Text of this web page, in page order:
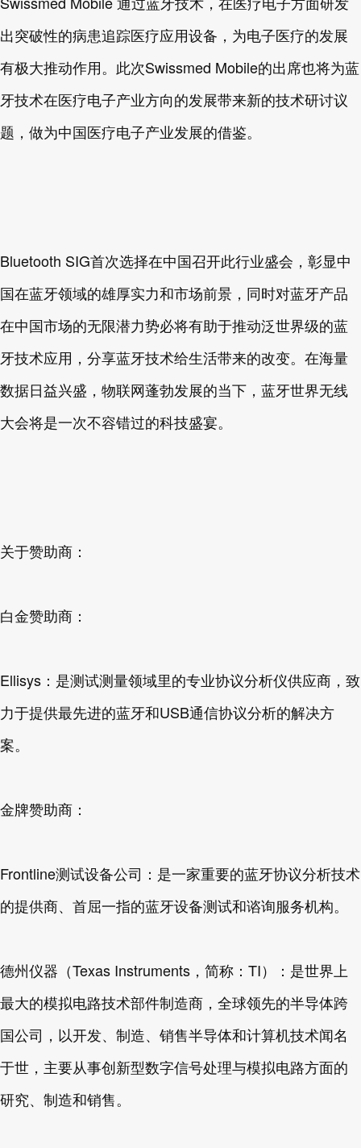
出突破性的病患追踪医疗应用设备，为电子医疗的发展
有极大推动作用。此次Swissmed Mobile的出席也将为蓝
牙技术在医疗电子产业方向的发展带来新的技术研讨议
题，做为中国医疗电子产业发展的借鉴。
Bluetooth SIG首次选择在中国召开此行业盛会，彰显中
国在蓝牙领域的雄厚实力和市场前景，同时对蓝牙产品
在中国市场的无限潜力势必将有助于推动泛世界级的蓝
牙技术应用，分享蓝牙技术给生活带来的改变。在海量
数据日益兴盛，物联网蓬勃发展的当下，蓝牙世界无线
大会将是一次不容错过的科技盛宴。
关于赞助商：
白金赞助商：
Ellisys：是测试测量领域里的专业协议分析仪供应商，致
力于提供最先进的蓝牙和USB通信协议分析的解决方
案。
金牌赞助商：
Frontline测试设备公司：是一家重要的蓝牙协议分析技术
的提供商、首屈一指的蓝牙设备测试和谘询服务机构。
德州仪器（Texas Instruments，简称：TI）：是世界上
最大的模拟电路技术部件制造商，全球领先的半导体跨
国公司，以开发、制造、销售半导体和计算机技术闻名
于世，主要从事创新型数字信号处理与模拟电路方面的
研究、制造和销售。